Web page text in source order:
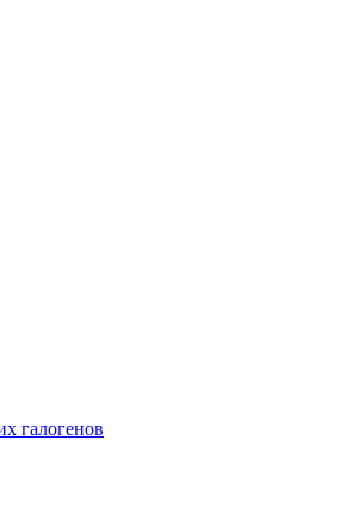
галогенов